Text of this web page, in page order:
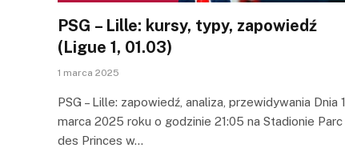
PSG – Lille: kursy, typy, zapowiedź
(Ligue 1, 01.03)
1 marca 2025
PSG – Lille: zapowiedź, analiza, przewidywania Dnia 1
marca 2025 roku o godzinie 21:05 na Stadionie Parc
des Princes w…